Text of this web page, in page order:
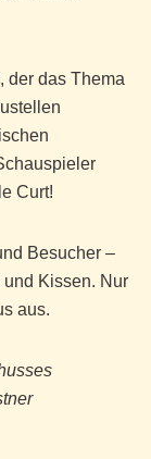
der das Thema
Curt!
Besucher –
Kissen. Nur
aus.